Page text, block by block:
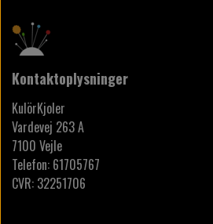
Kontaktoplysninger
KulörKjoler
Vardevej 263 A
7100 Vejle
Telefon: 61705767
CVR: 32251706